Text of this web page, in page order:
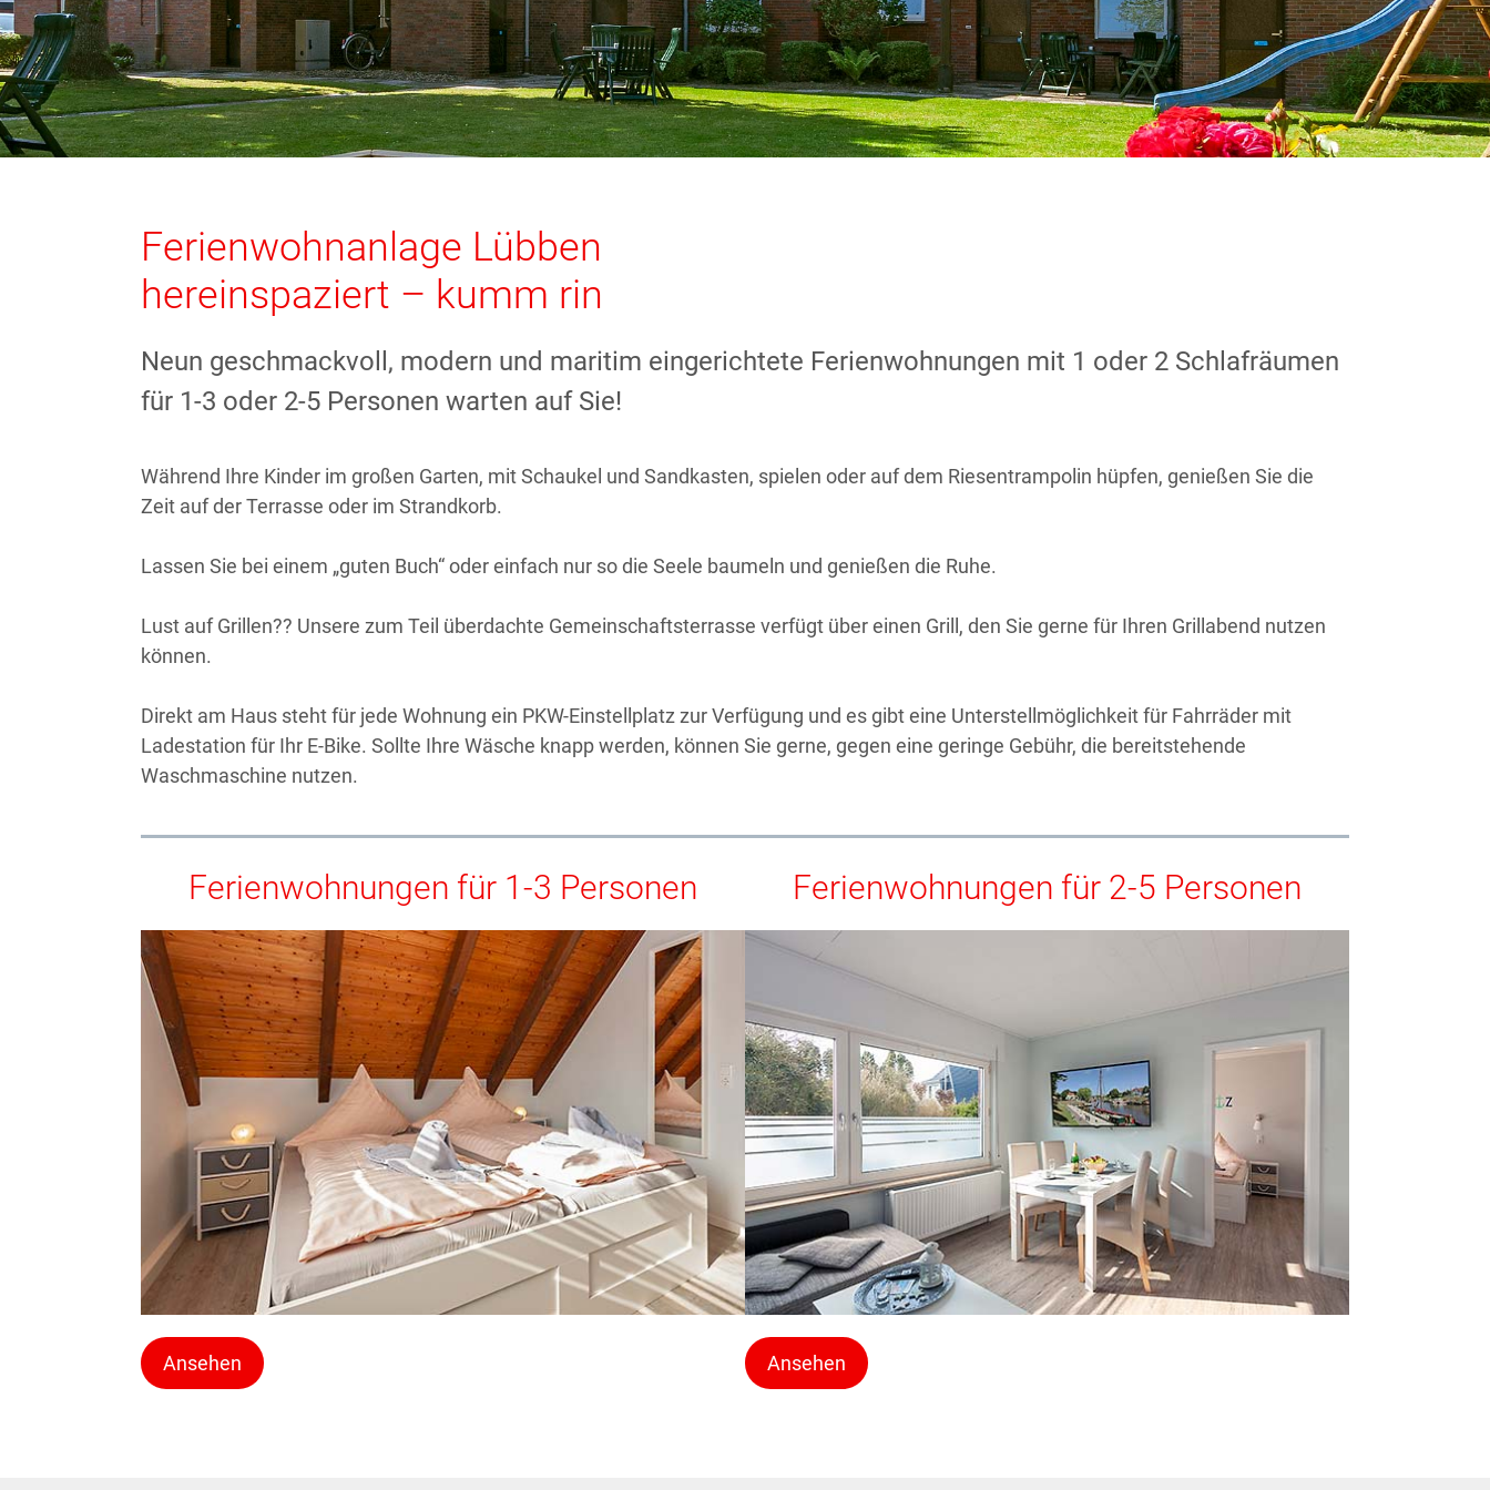
Ferienwohnanlage Lübben
hereinspaziert – kumm rin
Neun geschmackvoll, modern und maritim eingerichtete Ferienwohnungen mit 1 oder 2 Schlafräumen
für 1-3 oder 2-5 Personen warten auf Sie!
Während Ihre Kinder im großen Garten, mit Schaukel und Sandkasten, spielen oder auf dem Riesentrampolin hüpfen, genießen Sie die
Zeit auf der Terrasse oder im Strandkorb.
Lassen Sie bei einem „guten Buch“ oder einfach nur so die Seele baumeln und genießen die Ruhe.
Lust auf Grillen?? Unsere zum Teil überdachte Gemeinschaftsterrasse verfügt über einen Grill, den Sie gerne für Ihren Grillabend nutzen
können.
Direkt am Haus steht für jede Wohnung ein PKW-Einstellplatz zur Verfügung und es gibt eine Unterstellmöglichkeit für Fahrräder mit
Ladestation für Ihr E-Bike. Sollte Ihre Wäsche knapp werden, können Sie gerne, gegen eine geringe Gebühr, die bereitstehende
Waschmaschine nutzen.
Ferienwohnungen für 1-3 Personen
Ansehen
Ferienwohnungen für 2-5 Personen
Ansehen